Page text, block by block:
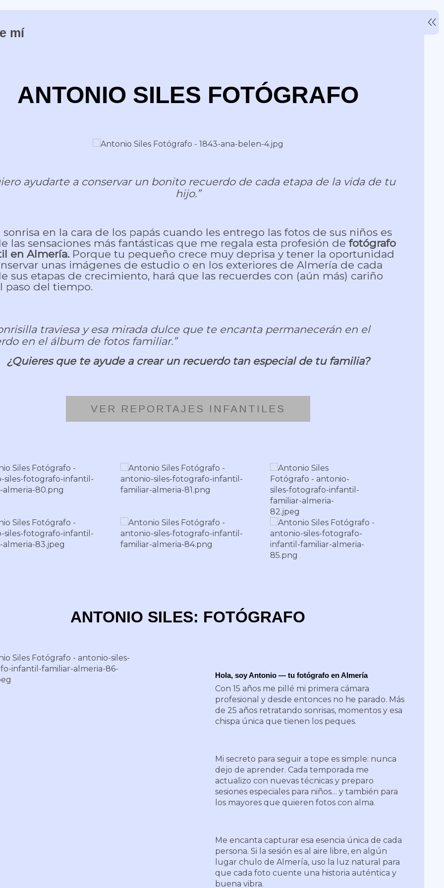
mí
ANTONIO SILES FOTÓGRAFO
ro ayudarte a conservar un bonito recuerdo de cada etapa de la vida de tu
hijo.”
sonrisa en la cara de los papás cuando les entrego las fotos de sus niños es
las sensaciones más fantásticas que me regala esta profesión de fotógrafo
en Almería. Porque tu pequeño crece muy deprisa y tener la oportunidad
unas imágenes de estudio o en los exteriores de Almería de cada
sus etapas de crecimiento, hará que las recuerdes con (aún más) cariño
paso del tiempo.
traviesa y esa mirada dulce que te encanta permanecerán en el
en el álbum de fotos familiar.”
¿Quieres que te ayude a crear un recuerdo tan especial de tu familia?
VER REPORTAJES INFANTILES
ANTONIO SILES: FOTÓGRAFO
Hola, soy Antonio — tu fotógrafo en Almería
Con 15 años me pillé mi primera cámara
profesional y desde entonces no he parado. Más
de 25 años retratando sonrisas, momentos y esa
chispa única que tienen los peques.
Mi secreto para seguir a tope es simple: nunca
dejo de aprender. Cada temporada me
actualizo con nuevas técnicas y preparo
sesiones especiales para niños… y también para
los mayores que quieren fotos con alma.
Me encanta capturar esa esencia única de cada
persona. Si la sesión es al aire libre, en algún
lugar chulo de Almería, uso la luz natural para
que cada foto cuente una historia auténtica y
buena vibra.